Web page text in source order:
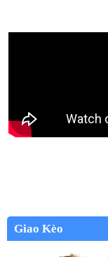
Giao Kèo